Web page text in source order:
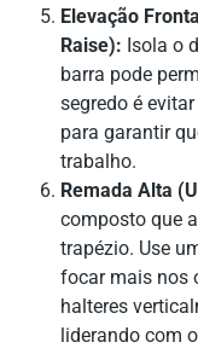
Elevação
Raise): Isola o
barra pode
segredo é
para garantir
trabalho.
Remada Alta
composto que
trapézio. Use
focar mais nos
halteres
liderando com